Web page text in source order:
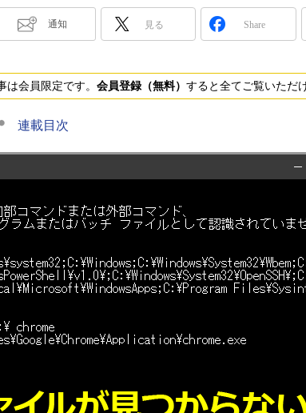
通知 見る Share
は会員限定です。 会員登録（無料） すると全てご覧いただ
連載目次